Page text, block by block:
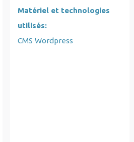
Matériel et technologies
utilisés:
CMS Wordpress